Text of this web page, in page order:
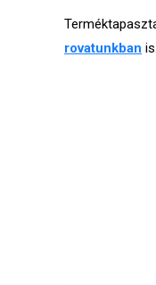
rovatunkban is.